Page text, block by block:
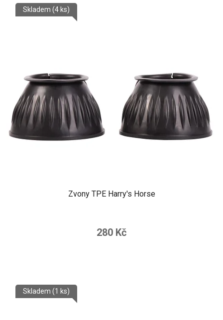
Zvony TPE Harry's Horse
Skladem (4 ks)
280 Kč
Skladem (1 ks)